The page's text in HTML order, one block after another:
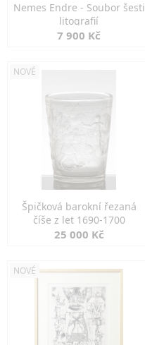
Nemes Endre - Soubor šesti
litografií
7 900 Kč
NOVÉ
Špičková barokní řezaná
číše z let 1690-1700
25 000 Kč
NOVÉ